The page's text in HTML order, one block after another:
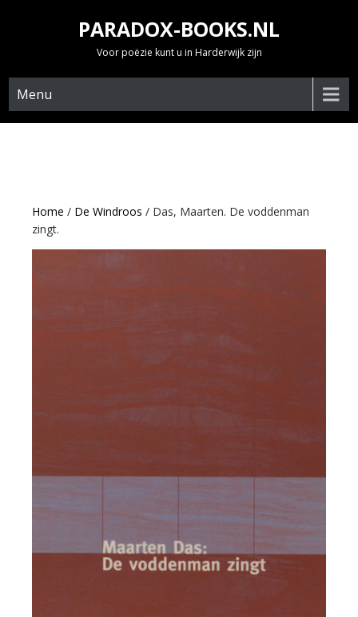
PARADOX-BOOKS.NL
Voor poëzie kunt u in Harderwijk zijn
Menu
Home / De Windroos / Das, Maarten. De voddenman
zingt.